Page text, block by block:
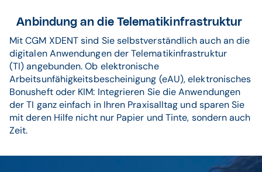
Anbindung an die Telematikinfrastruktur
Mit CGM XDENT sind Sie selbstverständlich auch an die
digitalen Anwendungen der Telematikinfrastruktur
(TI) angebunden. Ob elektronische
Arbeitsunfähigkeitsbescheinigung (eAU), elektronisches
Bonusheft oder KIM: Integrieren Sie die Anwendungen
der TI ganz einfach in Ihren Praxisalltag und sparen Sie
mit deren Hilfe nicht nur Papier und Tinte, sondern auch
Zeit.